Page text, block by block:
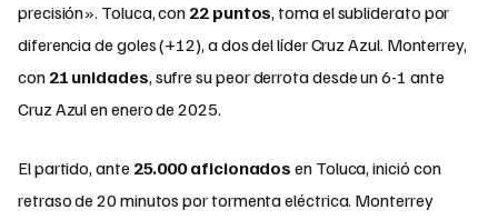
precisión». Toluca, con 22 puntos, toma el subliderato por
diferencia de goles (+12), a dos del líder Cruz Azul. Monterrey,
con 21 unidades, sufre su peor derrota desde un 6-1 ante
Cruz Azul en enero de 2025.
El partido, ante 25.000 aficionados en Toluca, inició con
retraso de 20 minutos por tormenta eléctrica. Monterrey